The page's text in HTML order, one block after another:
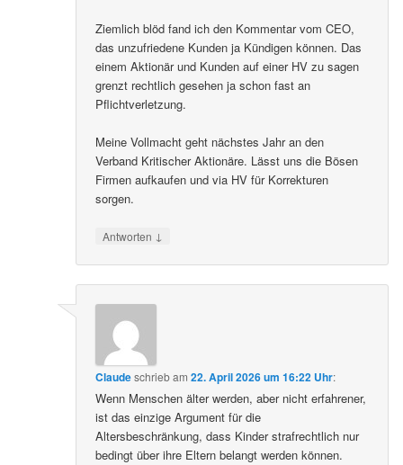
Ziemlich blöd fand ich den Kommentar vom CEO,
das unzufriedene Kunden ja Kündigen können. Das
einem Aktionär und Kunden auf einer HV zu sagen
grenzt rechtlich gesehen ja schon fast an
Pflichtverletzung.
Meine Vollmacht geht nächstes Jahr an den
Verband Kritischer Aktionäre. Lässt uns die Bösen
Firmen aufkaufen und via HV für Korrekturen
sorgen.
Antworten ↓
Claudeschriebam22. April 2026 um 16:22 Uhr:
Wenn Menschen älter werden, aber nicht erfahrener,
ist das einzige Argument für die
Altersbeschränkung, dass Kinder strafrechtlich nur
bedingt über ihre Eltern belangt werden können.